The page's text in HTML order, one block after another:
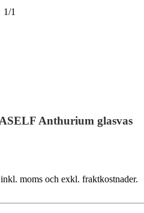
1/1
Anthurium glasvas
moms och exkl. fraktkostnader.